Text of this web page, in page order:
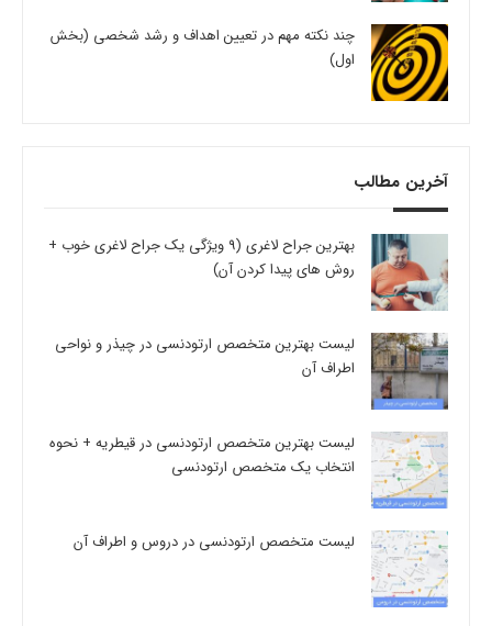
چند نکته مهم در تعیین اهداف و رشد شخصی (بخش
اول)
آخرین مطالب
بهترین جراح لاغری (9 ویژگی یک جراح لاغری خوب +
روش های پیدا کردن آن)
لیست بهترین متخصص ارتودنسی در چیذر و نواحی
اطراف آن
لیست بهترین متخصص ارتودنسی در قیطریه + نحوه
انتخاب یک متخصص ارتودنسی
لیست متخصص ارتودنسی در دروس و اطراف آن